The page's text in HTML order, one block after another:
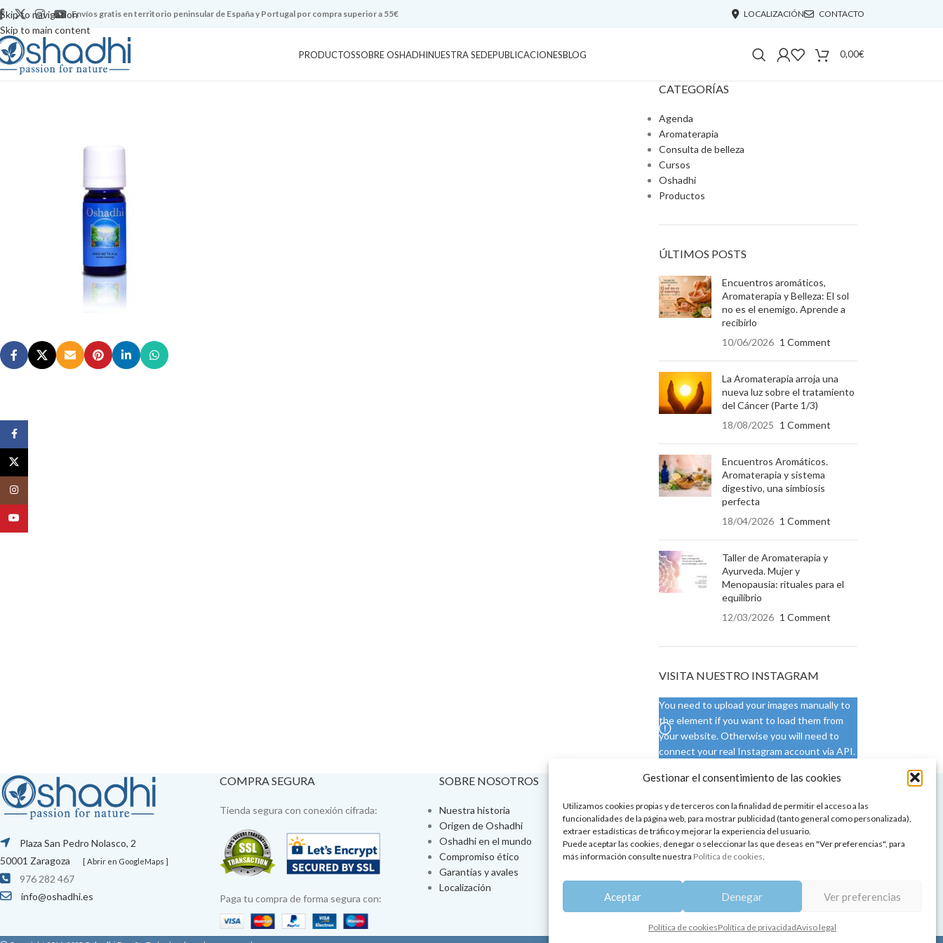
Gestionar el consentimiento de las cookies
Utilizamos cookies propias y de terceros con la finalidad de permitir el acceso a las
funcionalidades de la página web, para mostrar publicidad (tanto general como personalizada),
extraer estadísticas de tráfico y mejorar la experiencia del usuario.
Puede aceptar las cookies, denegar o seleccionar las que deseas en "Ver preferencias", para
más información consulte nuestra Política de cookies.
Aceptar Denegar Ver preferencias
Política de cookiesPolítica de privacidadAviso legal
Skip to navigation
Skip to main content
Envíos gratis en territorio peninsular de España y Portugal por compra superior a 55€ LOCALIZACIÓN CONTACTO
PRODUCTOSSOBRE OSHADHINUESTRA SEDEPUBLICACIONESBLOG 0,00€
CATEGORÍAS
Agenda
Aromaterapia
Consulta de belleza
Cursos
Oshadhi
Productos
ÚLTIMOS POSTS
Encuentros aromáticos,
Aromaterapia y Belleza: El sol
no es el enemigo. Aprende a
recibirlo
10/06/2026 1 Comment
La Aromaterapia arroja una
nueva luz sobre el tratamiento
del Cáncer (Parte 1/3)
18/08/2025 1 Comment
Encuentros Aromáticos.
Aromaterapia y sistema
digestivo, una simbiosis
perfecta
18/04/2026 1 Comment
Taller de Aromaterapia y
Ayurveda. Mujer y
Menopausia: rituales para el
equilibrio
12/03/2026 1 Comment
VISITA NUESTRO INSTAGRAM
You need to upload your images manually to
the element if you want to load them from
your website. Otherwise you will need to
connect your real Instagram account via API.
Plaza San Pedro Nolasco, 2
50001 Zaragoza
[ Abrir en GoogleMaps ]
976 282 467
info@oshadhi.es
COMPRA SEGURA
Tienda segura con conexión cifrada:
Paga tu compra de forma segura con:
SOBRE NOSOTROS
Nuestra historia
Origen de Oshadhi
Oshadhi en el mundo
Compromiso ético
Garantías y avales
Localización
VISÍTA NUESTRA SEDE
Tienda física
Talleres de aromaterapia
Tratamientos de belleza
Ayurveda
Aromaterapia y bienestar
CONDICIONES DE USO
Condiciones generales
Cambios y devoluciones
Formas de pago
Formas de envío